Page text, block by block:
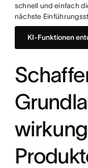
schnell und einfach
nächste
KI-Funktionen